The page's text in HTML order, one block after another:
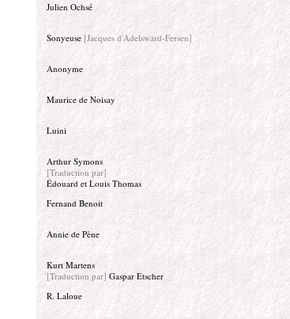
Julien Ochsé
Sonyeuse [Jacques d'Adelswärd-Fersen]
Anonyme
Maurice de Noisay
Luini
Arthur Symons
[Traduction par]
Édouard et Louis Thomas
Fernand Benoit
Annie de Pène
Kurt Martens
[Traduction par] Gaspar Etscher
R. Laloue